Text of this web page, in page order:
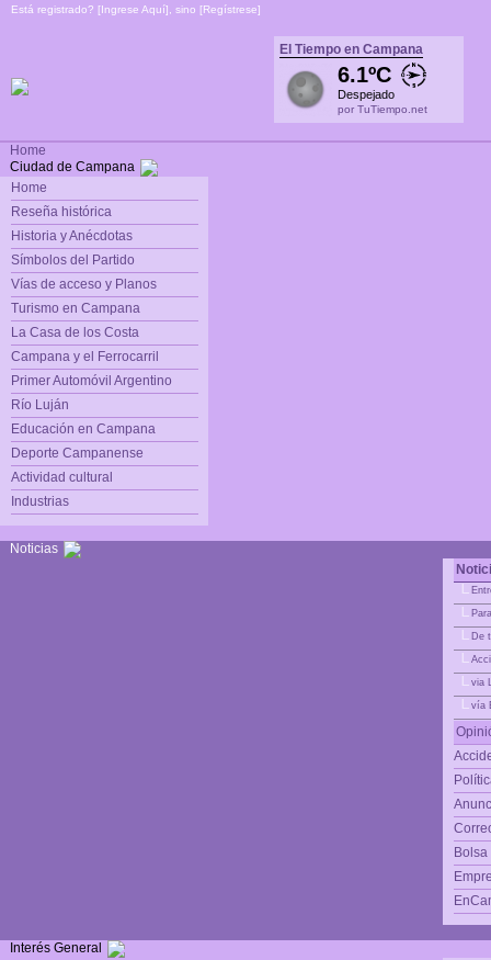
Está registrado? [Ingrese Aquí], sino [Regístrese]
El Tiempo en Campana
6.1ºC
Despejado
por TuTiempo.net
Home
Ciudad de Campana
Home
Reseña histórica
Historia y Anécdotas
Símbolos del Partido
Vías de acceso y Planos
Turismo en Campana
La Casa de los Costa
Campana y el Ferrocarril
Primer Automóvil Argentino
Río Luján
Educación en Campana
Deporte Campanense
Actividad cultural
Industrias
Noticias
De
via
vía
Interés General